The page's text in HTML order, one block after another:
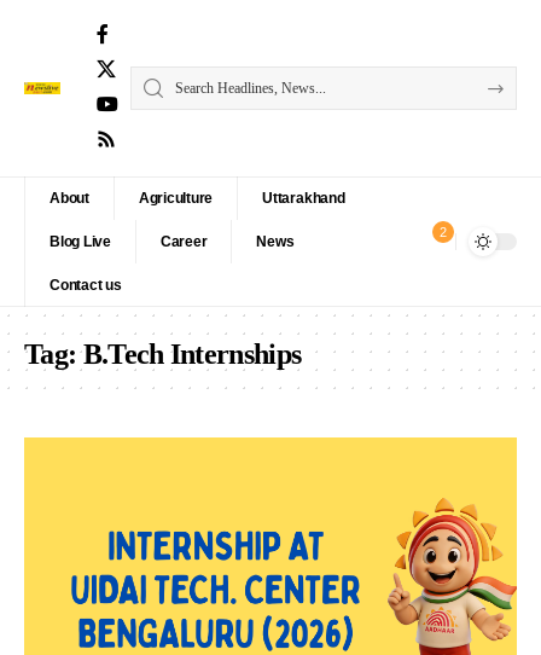
About Agriculture Uttarakhand
Blog Live Career News
Contact us
2
Tag:B.Tech Internships